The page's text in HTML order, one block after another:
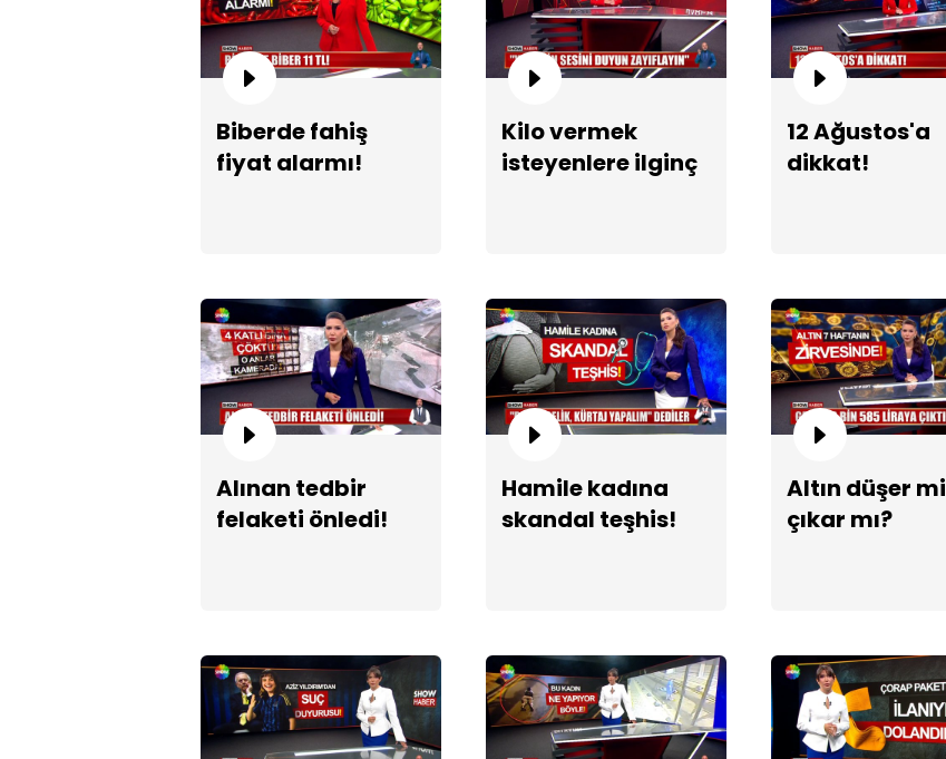
Biberde fahiş
fiyat alarmı!
Kilo vermek
isteyenlere ilginç
12 Ağustos'a
dikkat!
Alınan tedbir
felaketi önledi!
Hamile kadına
skandal teşhis!
Altın düşer mi
çıkar mı?